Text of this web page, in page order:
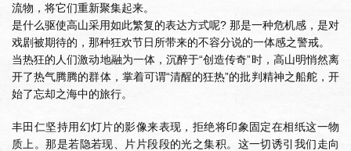
流物，将它们重新聚集起来。
是什么驱使高山采用如此繁复的表达方式呢? 那是一种危机感，是对
戏剧被期待的，那种狂欢节日所带来的不容分说的一体感之警戒。
当热狂的人们激动地融为一体，沉醉于“创造传奇”时，高山明悄然离
开了热气腾腾的群体，掌着可谓“清醒的狂热”的批判精神之船舵，开
始了忘却之海中的旅行。
丰田仁坚持用幻灯片的影像来表现，拒绝将印象固定在相纸这一物
质上。那是若隐若现、片片段段的光之集积。这一切诱引我们走向